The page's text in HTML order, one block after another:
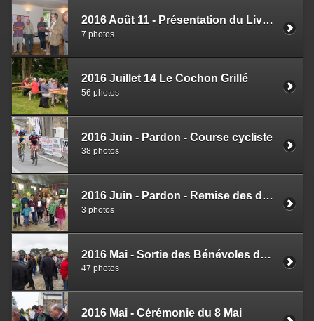
2016 Août 11 - Présentation du Livre "Quemperven"
7 photos
2016 Juillet 14 Le Cochon Grillé
56 photos
2016 Juin - Pardon - Course cycliste
38 photos
2016 Juin - Pardon - Remise des dictionnaires et Jeux pour enfants
3 photos
2016 Mai - Sortie des Bénévoles du Comité des Fêtes
47 photos
2016 Mai - Cérémonie du 8 Mai